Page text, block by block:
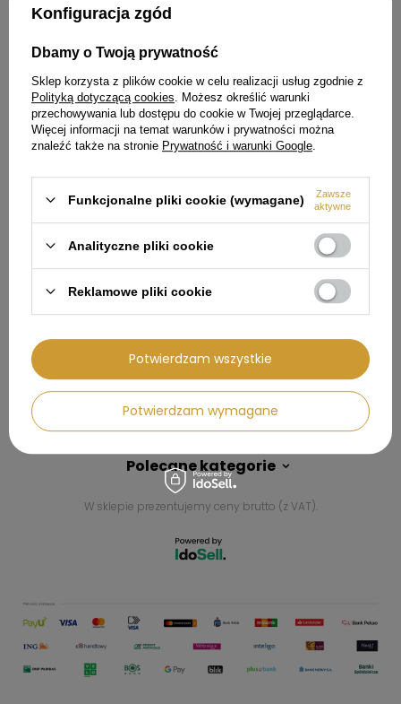
formularza i przesłać nam opis szukanego przedmiotu. Aby
móc to zrobić musisz byćzalogowany
Zamówienia
Śledzenie przesyłki
Chcę zareklamować produkt
Chcę odstąpić od umowy
Chcę wymienić produkt
Kontakt
Konto
Regulaminy
Polecane kategorie
W sklepie prezentujemy ceny brutto (z VAT).
Konfiguracja zgód
Dbamy o Twoją prywatność
Sklep korzysta z plików cookie w celu realizacji usług zgodnie z
Polityką dotyczącą cookies . Możesz określić warunki
przechowywania lub dostępu do cookie w Twojej przeglądarce.
Więcej informacji na temat warunków i prywatności można
znaleźć także na stronie Prywatność i warunki Google
Funkcjonalne pliki cookie (wymagane)
Zawsze
aktywne
Analityczne pliki cookie
Reklamowe pliki cookie
Potwierdzam wymagane
Potwierdzam wszystkie